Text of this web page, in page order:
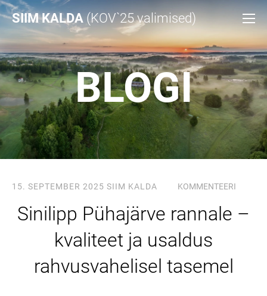
SIIM KALDA(KOV`25 valimised)
BLOGI
15. SEPTEMBER 2025 SIIM KALDA KOMMENTEERI
Sinilipp Pühajärve rannale –
kvaliteet ja usaldus
rahvusvahelisel tasemel